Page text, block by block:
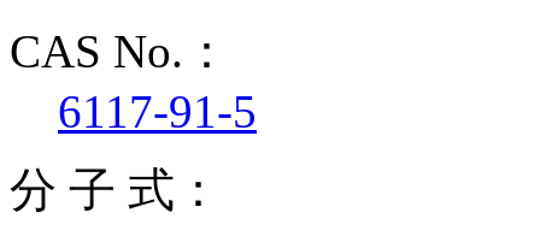
CAS No.：
6117-91-5
分 子 式：